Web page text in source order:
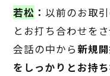
若松 ：以前のお取
とお打ち合わせを
会話の中から 新規
をしっかりとお持